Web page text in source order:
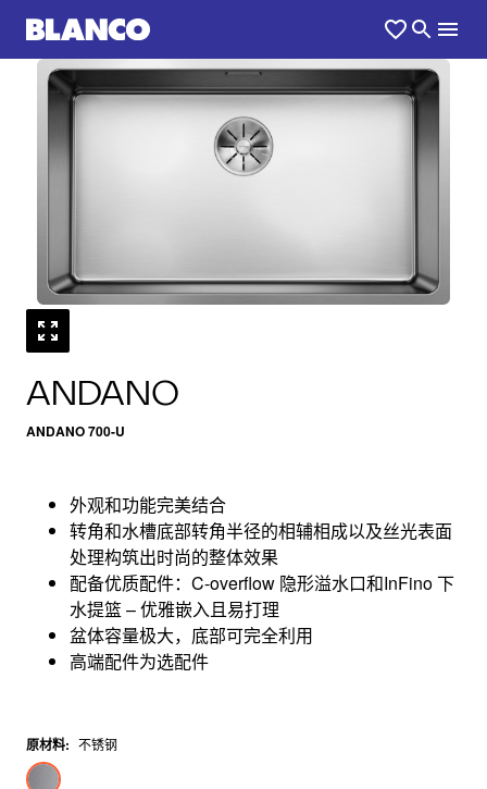
ANDANO
ANDANO 700-U
1 /0
外观和功能完美结合
转角和水槽底部转角半径的相辅相成以及丝光表面
处理构筑出时尚的整体效果
配备优质配件：C-overflow 隐形溢水口和InFino 下
水提篮 – 优雅嵌入且易打理
盆体容量极大，底部可完全利用
高端配件为选配件
原材料: 不锈钢